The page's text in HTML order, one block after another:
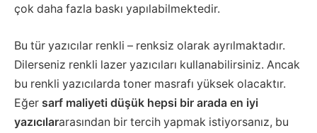
çok daha fazla baskı yapılabilmektedir.
Bu tür yazıcılar renkli – renksiz olarak ayrılmaktadır.
Dilerseniz renkli lazer yazıcıları kullanabilirsiniz. Ancak
bu renkli yazıcılarda toner masrafı yüksek olacaktır.
Eğer sarf maliyeti düşük hepsi bir arada en iyi
yazıcılararasından bir tercih yapmak istiyorsanız, bu